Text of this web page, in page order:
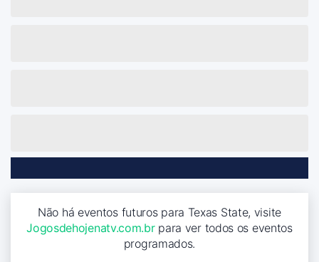
Não há eventos futuros para Texas State, visite
Jogosdehojenatv.com.brpara ver todos os eventos
programados.